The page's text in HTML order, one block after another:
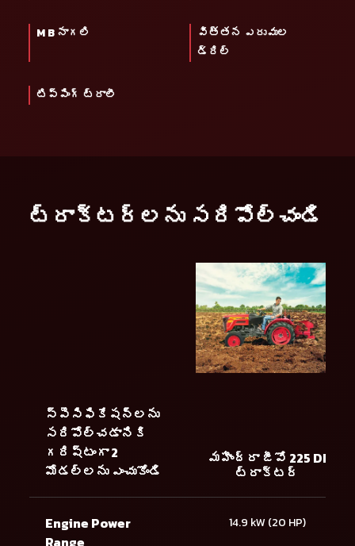
M B నాగలి
విత్తన ఎరువుల
డ్రిల్
టిప్పింగ్ ట్రాలీ
ట్రాక్టర్లను సరిపోల్చండి
స్పెసిఫికేషన్లను
సరిపోల్చడానికి
గరిష్టంగా 2
మోడల్లను ఎంచుకోండి
మహీంద్రా జీవో 225 DI
ట్రాక్టర్
Engine Power
Range
14.9 kW (20 HP)